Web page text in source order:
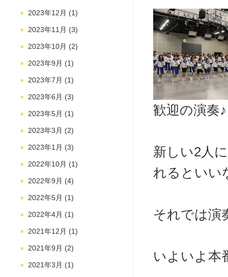
歓迎の演奏♪
新しい2人
れるといい
それでは演
いよいよ本
2023年12月 (1)
2023年11月 (3)
2023年10月 (2)
2023年9月 (1)
2023年7月 (1)
2023年6月 (3)
2023年5月 (1)
2023年3月 (2)
2023年1月 (3)
2022年10月 (1)
2022年9月 (4)
2022年5月 (1)
2022年4月 (1)
2021年12月 (1)
2021年9月 (2)
2021年3月 (1)